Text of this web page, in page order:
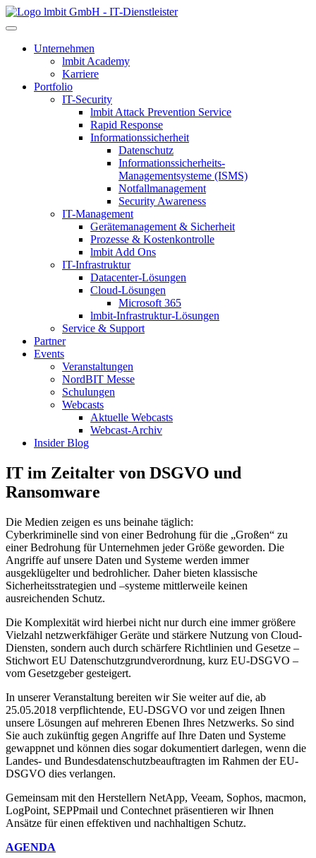
lmbit GmbH - IT-Dienstleister
Unternehmen
lmbit Academy
Karriere
Portfolio
IT-Security
lmbit Attack Prevention Service
Rapid Response
Informationssicherheit
Datenschutz
Informationssicherheits-
Managementsysteme (ISMS)
Notfallmanagement
Security Awareness
IT-Management
Gerätemanagement & Sicherheit
Prozesse & Kostenkontrolle
lmbit Add Ons
IT-Infrastruktur
Datacenter-Lösungen
Cloud-Lösungen
Microsoft 365
lmbit-Infrastruktur-Lösungen
Service & Support
Partner
Events
Veranstaltungen
NordBIT Messe
Schulungen
Webcasts
Aktuelle Webcasts
Webcast-Archiv
Insider Blog
IT im Zeitalter von DSGVO und
Ransomware
Die Medien zeigen es uns beinahe täglich:
Cyberkriminelle sind von einer Bedrohung für die „Großen“ zu
einer Bedrohung für Unternehmen jeder Größe geworden. Die
Angriffe auf unsere Daten und Systeme werden immer
ausgeklügelter und bedrohlicher. Daher bieten klassische
Sicherheitsstrategien und –systeme mittlerweile keinen
ausreichenden Schutz.
Die Komplexität wird hierbei nicht nur durch eine immer größere
Vielzahl netzwerkfähiger Geräte und stärkere Nutzung von Cloud-
Diensten, sondern auch durch schärfere Richtlinien und Gesetze –
Stichwort EU Datenschutzgrundverordnung, kurz EU-DSGVO –
vom Gesetzgeber gesteigert.
In unserer Veranstaltung bereiten wir Sie weiter auf die, ab
25.05.2018 verpflichtende, EU-DSGVO vor und zeigen Ihnen
unsere Lösungen auf mehreren Ebenen Ihres Netzwerks. So sind
Sie auch zukünftig gegen Angriffe auf Ihre Daten und Systeme
gewappnet und können dies sogar dokumentiert darlegen, wenn die
Landes- und Bundesdatenschutzbeauftragten im Rahmen der EU-
DSGVO dies verlangen.
Gemeinsam mit den Herstellern NetApp, Veeam, Sophos, macmon,
LogPoint, SEPPmail und Contechnet präsentieren wir Ihnen
Ansätze für einen effektiven und nachhaltigen Schutz.
AGENDA